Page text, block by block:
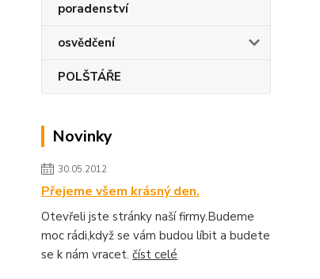
poradenství
osvědčení
POLŠTÁŘE
Novinky
30.05.2012
Přejeme všem krásný den.
Otevřeli jste stránky naší firmy.Budeme
moc rádi,když se vám budou líbit a budete
se k nám vracet. číst celé